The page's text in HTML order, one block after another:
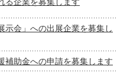
示会」への出展企業を募集し
助金への申請を募集します